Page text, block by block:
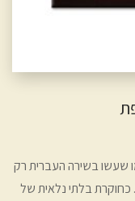
שעשו בשירה העברית רק
כחוקרת בלתי נלאית של